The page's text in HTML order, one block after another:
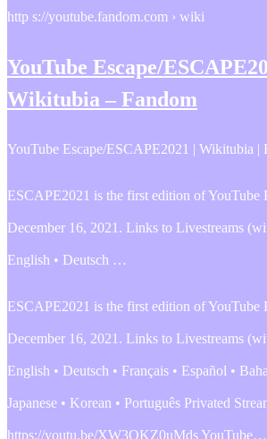
http s://youtube.fandom.com › wiki
YouTube Escape/
Wikitubia – Fandom
YouTube Escape/ESCAPE2021 | Wikitubia |
ESCAPE2021 is the first edition of YouTube
December 16, 2021. Links to Livestreams
English • Deutsch …
ESCAPE2021 is the first edition of YouTube
December 16, 2021. Links to Livestreams
English • Deutsch • Français • Español •
Japanese • Korean • Português Privated
https://youtu.be/XW3QKZ0uMds YouTube…